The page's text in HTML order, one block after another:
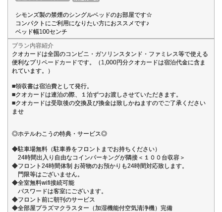
シモンズ製の禁煙のシングルベッドのお部屋です☆
コンパクトにご利用になりたい方におススメです♪
ベッド幅100センチ
プラン内容紹介
クオカードは全国のコンビニ・ガソリンスタンド・ファミレス等で使える
便利なプリペードカードです。（1,000円分クオカードは宿泊代金に含ま
れています。）
■領収書は宿泊費として発行。
■クオカードは連泊の際、１泊ずつお渡しさせていただきます。
■クオカードは受取後の交換及び換金は致しかねますのでご了承ください
ませ
◎ホテルわこうの特典・サービス◎
◆駐車場無料（駐車券をフロントまでお持ちください）
24時間出入り自由なコインパーキングが隣接＜１００台収容＞
◆フロント24時間体制 お荷物のお預かりも24時間対応致します。
門限等はございません。
◆全室無料wifi接続可能
パスワードは客室にございます。
◆フロント前に朝刊のサービス
◆全部屋プラズマクラスター（加湿機能付空気清浄機）完備